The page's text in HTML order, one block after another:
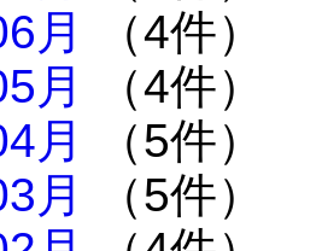
月
（4件）
月
（4件）
月
（5件）
月
（5件）